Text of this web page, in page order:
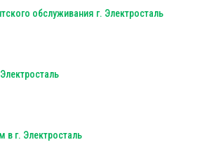
обслуживания г. Электросталь
г. Электросталь